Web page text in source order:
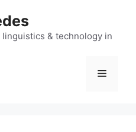
& technology in
Menu